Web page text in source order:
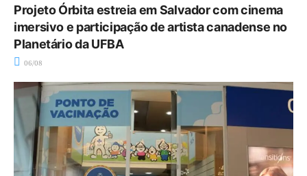
Projeto Órbita estreia em Salvador com cinema
imersivo e participação de artista canadense no
Planetário da UFBA
06/08